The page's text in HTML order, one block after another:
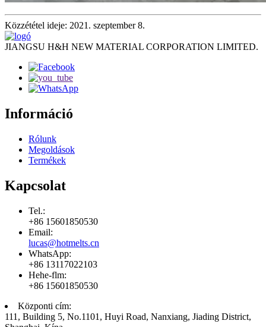
Közzététel ideje: 2021. szeptember 8.
JIANGSU H&H NEW MATERIAL CORPORATION LIMITED.
Információ
Rólunk
Megoldások
Termékek
Kapcsolat
Tel.:
+86 15601850530
Email:
lucas@hotmelts.cn
WhatsApp:
+86 13117022103
Hehe-flm:
+86 15601850530
Központi cím:
111, Building 5, No.1101, Huyi Road, Nanxiang, Jiading District,